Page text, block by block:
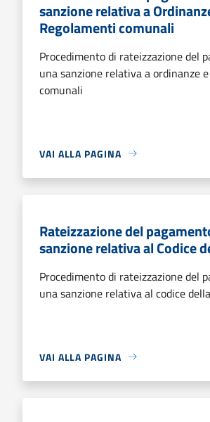
sanzione relativa a
Regolamenti comunali
Procedimento di rateizzazione del
una sanzione relativa a ordinanze
comunali
VAI ALLA PAGINA
Rateizzazione del
sanzione relativa al Codice
Procedimento di rateizzazione del
una sanzione relativa al codice
VAI ALLA PAGINA